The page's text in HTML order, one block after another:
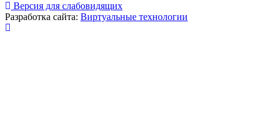
Версия для слабовидящих
Разработка сайта: Виртуальные технологии